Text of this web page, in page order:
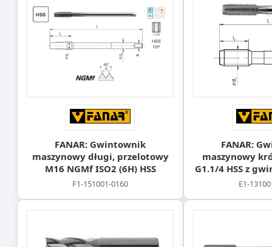
FANAR: Gwintownik
maszynowy długi, przelotowy
M16 NGMf ISO2 (6H) HSS
F1-151001-0160
FANAR:
maszynowy
G1.1/4 HSS z
E1-